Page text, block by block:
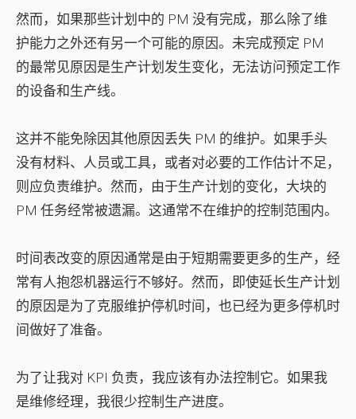
然而，如果那些计划中的 PM 没有完成，那么除了维
护能力之外还有另一个可能的原因。未完成预定 PM
的最常见原因是生产计划发生变化，无法访问预定工作
的设备和生产线。
这并不能免除因其他原因丢失 PM 的维护。如果手头
没有材料、人员或工具，或者对必要的工作估计不足，
则应负责维护。然而，由于生产计划的变化，大块的
PM 任务经常被遗漏。这通常不在维护的控制范围内。
时间表改变的原因通常是由于短期需要更多的生产，经
常有人抱怨机器运行不够好。然而，即使延长生产计划
的原因是为了克服维护停机时间，也已经为更多停机时
间做好了准备。
为了让我对 KPI 负责，我应该有办法控制它。如果我
是维修经理，我很少控制生产进度。